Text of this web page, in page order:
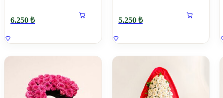
6.250 ₺ 5.250 ₺